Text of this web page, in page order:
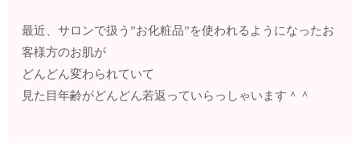
最近、サロンで扱う”お化粧品”を使われるようになったお
客様方のお肌が
どんどん変わられていて
見た目年齢がどんどん若返っていらっしゃいます＾＾